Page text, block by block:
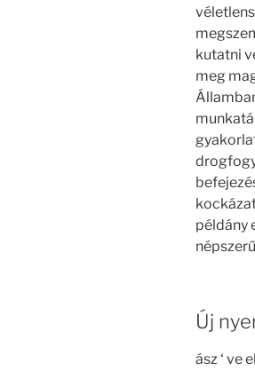
kutatni
meg
példány
Új
ász ‘ ve